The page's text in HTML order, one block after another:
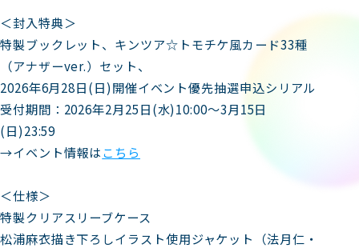
＜封入特典＞
特製ブックレット、キンツア☆トモチケ風カード33種
（アナザーver.）セット、
2026年6月28日(日)開催イベント優先抽選申込シリアル
受付期間：2026年2月25日(水)10:00～3月15日
(日)23:59
→イベント情報はこちら
＜仕様＞
特製クリアスリーブケース
松浦麻衣描き下ろしイラスト使用ジャケット（法月仁・